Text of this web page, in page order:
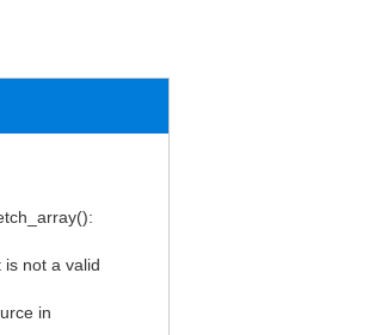
not a valid
in